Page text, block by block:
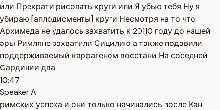
или Прекрати рисовать круги или Я убью тебя Ну я
убираю [аплодисменты] круги Несмотря на то что
Архимеда не удалось захватить к 20110 году до нашей
эры Римляне захватили Сицилию а также подавили
поддерживаемый карфагеном восстани На соседней
Сардинии два
10:47
Speaker A
римских успеха и они только начинались после Кан